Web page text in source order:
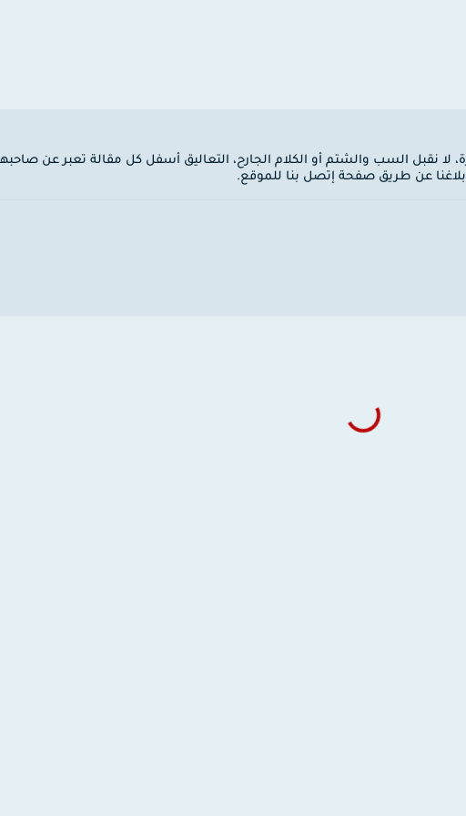
لا نقبل السب والشتم أو الكلام الجارح، التعاليق أسفل كل مقالة تعبر عن
عن طريق صفحة إتصل بنا للموقع.